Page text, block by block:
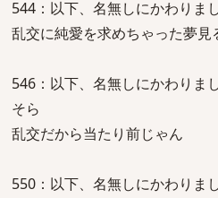
544：以下、名無しにかわりま
乱交に純愛を求めちゃった夢見
546：以下、名無しにかわりま
そら
乱交だから当たり前じゃん
550：以下、名無しにかわりま